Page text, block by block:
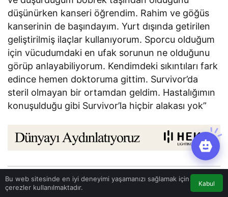
düşünürken kanseri öğrendim. Rahim ve göğüs
kanserinin de başındayım. Yurt dışında getirilen
geliştirilmiş ilaçlar kullanıyorum. Sporcu olduğum
için vücudumdaki en ufak sorunun ne olduğunu
görüp anlayabiliyorum. Kendimdeki sıkıntıları fark
edince hemen doktoruma gittim. Survivor’da
steril olmayan bir ortamdan geldim. Hastalığımın
konuşulduğu gibi Survivor’la hiçbir alakası yok”
Haberle ilgili daha fazlası: # Magazin
Bu web sitesinde en iyi deneyimi yaşamanızı sağlamak için
çerezler kullanılmaktadır.
Kabul